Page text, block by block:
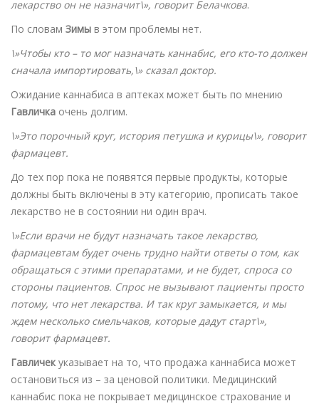
лекарство он не назначит\», говорит Белачкова.
По словам Зимы в этом проблемы нет.
\»Чтобы кто – то мог назначать каннабис, его кто-то должен
сначала импортировать,\» сказал доктор.
Ожидание каннабиса в аптеках может быть по мнению
Гавличка очень долгим.
\»Это порочный круг, история петушка и курицы\», говорит
фармацевт.
До тех пор пока не появятся первые продукты, которые
должны быть включены в эту категорию, прописать такое
лекарство не в состоянии ни один врач.
\»Если врачи не будут назначать такое лекарство,
фармацевтам будет очень трудно найти ответы о том, как
обращаться с этими препаратами, и не будет, спроса со
стороны пациентов. Спрос не вызывают пациенты просто
потому, что нет лекарства. И так круг замыкается, и мы
ждем несколько смельчаков, которые дадут старт\»,
говорит фармацевт.
Гавличекуказывает на то, что продажа каннабиса может
остановиться из – за ценовой политики. Медицинский
каннабис пока не покрывает медицинское страхование и